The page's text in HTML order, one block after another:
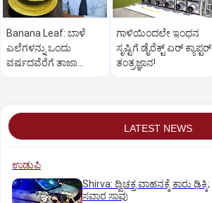
Banana Leaf: ಬಾಳೆ
ಎಲೆಗಳನ್ನು ಒಂದು
ವರ್ಷದವೆರೆಗೆ ತಾಜಾ
ಗಾಳಿಯಿಂದಲೇ ಇಂಧನ
ಸೃಷ್ಟಿಗೆ ಡೈರೆಕ್ಟ್ ಏರ್‌ ಕ್ಯಾಪ್ಟರ್
ತಂತ್ರಜ್ಞಾನ!
LATEST NEWS
ಉಡುಪಿ
Shirva: ದ್ವಿಚಕ್ರ ವಾಹನಕ್ಕೆ ಕಾರು ಢಿಕ್ಕಿ;
ಸವಾರ ಸಾವು